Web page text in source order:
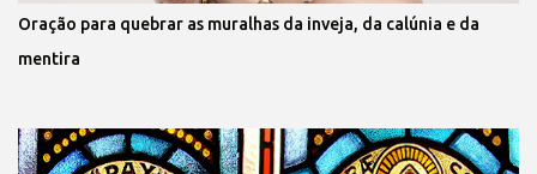
Oração para quebrar as muralhas da inveja, da calúnia e da
mentira